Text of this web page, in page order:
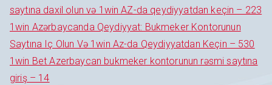
saytına daxil olun və 1win AZ-da qeydiyyatdan keçin – 223
1win Azərbaycanda Qeydiyyat: Bukmeker Kontorunun
Saytına Iç Olun Və 1win Az-da Qeydiyyatdan Keçin – 530
1win Bet Azerbaycan bukmeker kontorunun rəsmi saytına
giriş – 14